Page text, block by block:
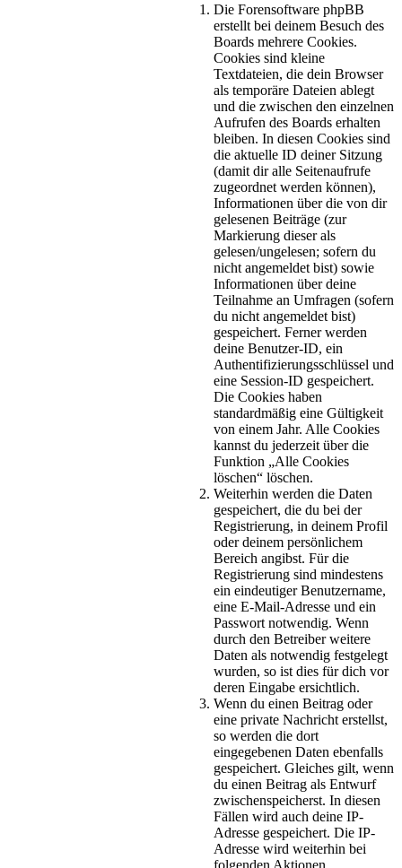
Die Forensoftware phpBB
erstellt bei deinem Besuch des
Boards mehrere Cookies.
Cookies sind kleine
Textdateien, die dein Browser
als temporäre Dateien ablegt
und die zwischen den einzelnen
Aufrufen des Boards erhalten
bleiben. In diesen Cookies sind
die aktuelle ID deiner Sitzung
(damit dir alle Seitenaufrufe
zugeordnet werden können),
Informationen über die von dir
gelesenen Beiträge (zur
Markierung dieser als
gelesen/ungelesen; sofern du
nicht angemeldet bist) sowie
Informationen über deine
Teilnahme an Umfragen (sofern
du nicht angemeldet bist)
gespeichert. Ferner werden
deine Benutzer-ID, ein
Authentifizierungsschlüssel und
eine Session-ID gespeichert.
Die Cookies haben
standardmäßig eine Gültigkeit
von einem Jahr. Alle Cookies
kannst du jederzeit über die
Funktion „Alle Cookies
löschen“ löschen.
Weiterhin werden die Daten
gespeichert, die du bei der
Registrierung, in deinem Profil
oder deinem persönlichem
Bereich angibst. Für die
Registrierung sind mindestens
ein eindeutiger Benutzername,
eine E-Mail-Adresse und ein
Passwort notwendig. Wenn
durch den Betreiber weitere
Daten als notwendig festgelegt
wurden, so ist dies für dich vor
deren Eingabe ersichtlich.
Wenn du einen Beitrag oder
eine private Nachricht erstellst,
so werden die dort
eingegebenen Daten ebenfalls
gespeichert. Gleiches gilt, wenn
du einen Beitrag als Entwurf
zwischenspeicherst. In diesen
Fällen wird auch deine IP-
Adresse gespeichert. Die IP-
Adresse wird weiterhin bei
folgenden Aktionen